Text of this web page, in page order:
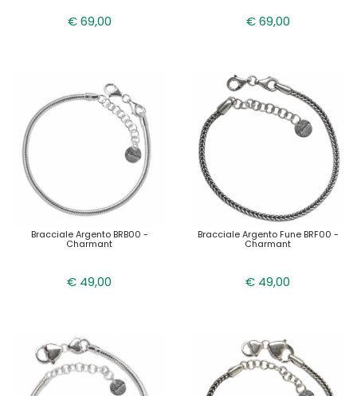
€ 69,00 € 69,00
Bracciale Argento BRB00 -
Charmant
€ 49,00
Bracciale Argento Fune BRF00 -
Charmant
€ 49,00